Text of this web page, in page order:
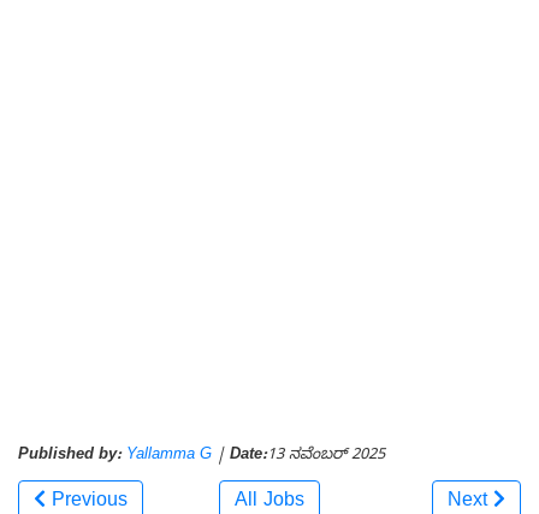
Published by: Yallamma G | Date:13 ನವೆಂಬರ್ 2025
Previous All Jobs Next